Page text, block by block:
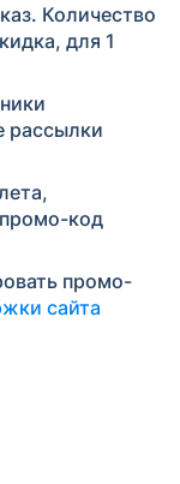
Количество
для 1
рассылки
код
промо-
сайта